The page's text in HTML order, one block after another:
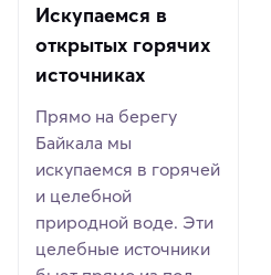
Искупаемся в
открытых горячих
источниках
Прямо на берегу
Байкала мы
искупаемся в горячей
и целебной
природной воде. Эти
целебные источники